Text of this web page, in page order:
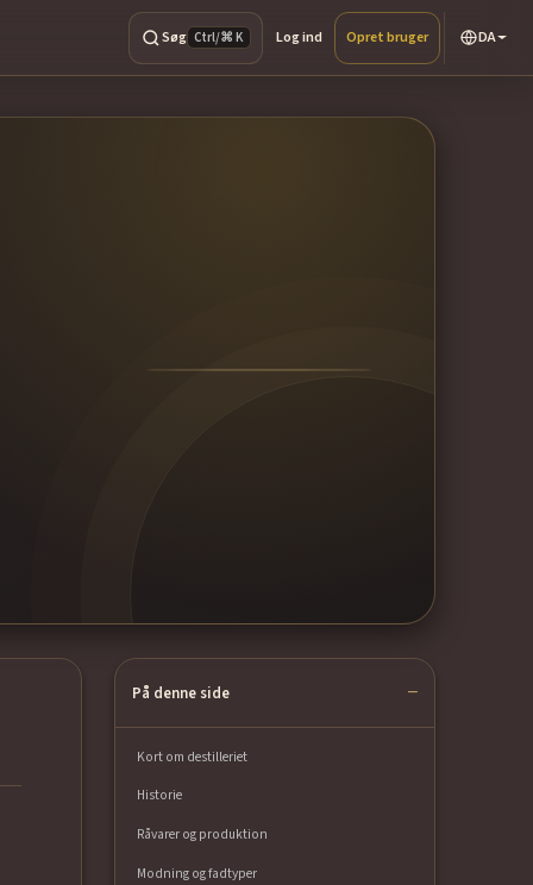
Søg Ctrl/⌘ K Log ind Opret bruger DA
På denne side
Kort om destilleriet
Historie
Råvarer og produktion
Modning og fadtyper